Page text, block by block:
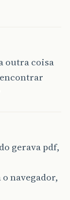
outra coisa
gerava pdf,
navegador,